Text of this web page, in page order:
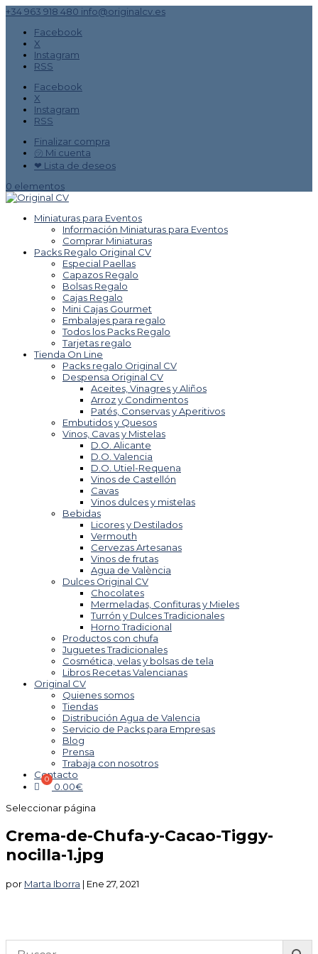
+34 963 918 480 info@originalcv.es
Facebook
X
Instagram
RSS
Facebook
X
Instagram
RSS
Finalizar compra
㋡ Mi cuenta
❤ Lista de deseos
0 elementos
Miniaturas para Eventos
Información Miniaturas para Eventos
Comprar Miniaturas
Packs Regalo Original CV
Especial Paellas
Capazos Regalo
Bolsas Regalo
Cajas Regalo
Mini Cajas Gourmet
Embalajes para regalo
Todos los Packs Regalo
Tarjetas regalo
Tienda On Line
Packs regalo Original CV
Despensa Original CV
Aceites, Vinagres y Aliños
Arroz y Condimentos
Patés, Conservas y Aperitivos
Embutidos y Quesos
Vinos, Cavas y Mistelas
D.O. Alicante
D.O. Valencia
D.O. Utiel-Requena
Vinos de Castellón
Cavas
Vinos dulces y mistelas
Bebidas
Licores y Destilados
Vermouth
Cervezas Artesanas
Vinos de frutas
Agua de València
Dulces Original CV
Chocolates
Mermeladas, Confituras y Mieles
Turrón y Dulces Tradicionales
Horno Tradicional
Productos con chufa
Juguetes Tradicionales
Cosmética, velas y bolsas de tela
Libros Recetas Valencianas
Original CV
Quienes somos
Tiendas
Distribución Agua de Valencia
Servicio de Packs para Empresas
Blog
Prensa
Trabaja con nosotros
Contacto
0.00€
Seleccionar página
Crema-de-Chufa-y-Cacao-Tiggy-
nocilla-1.jpg
por Marta Iborra | Ene 27, 2021